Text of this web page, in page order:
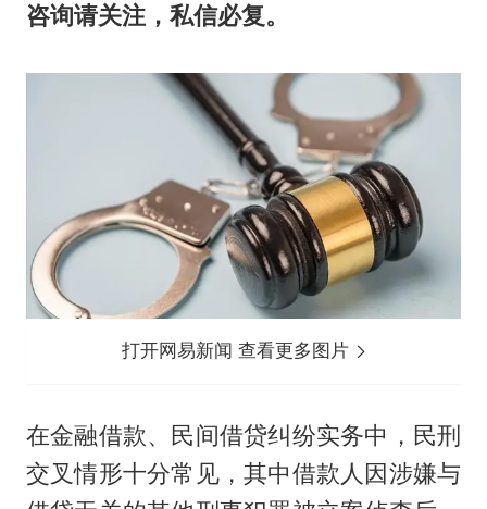
咨询请关注，私信必复。
打开网易新闻 查看更多图片
在金融借款、民间借贷纠纷实务中，民刑
交叉情形十分常见，其中借款人因涉嫌与